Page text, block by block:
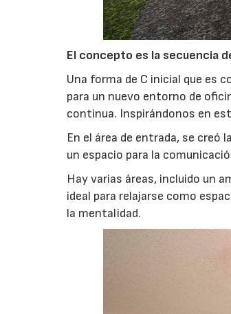
El concepto es la secuencia
Una forma de C inicial que es
para un nuevo entorno de
continua. Inspirándonos en
En el área de entrada, se creó
un espacio para la
Hay varias áreas, incluido un
ideal para relajarse como
la mentalidad.